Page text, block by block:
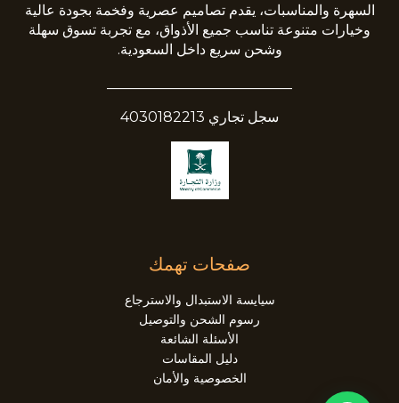
السهرة والمناسبات، يقدم تصاميم عصرية وفخمة بجودة عالية
وخيارات متنوعة تناسب جميع الأذواق، مع تجربة تسوق سهلة
وشحن سريع داخل السعودية.
سجل تجاري 4030182213
صفحات تهمك
سيايسة الاستبدال والاسترجاع
رسوم الشحن والتوصيل
الأسئلة الشائعة
دليل المقاسات
الخصوصية والأمان